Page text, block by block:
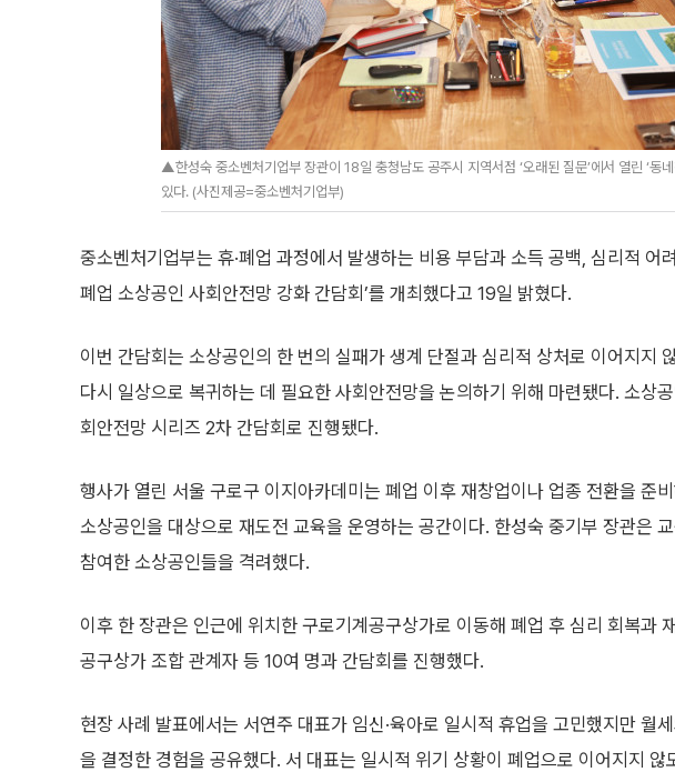
▲한성숙 중소벤처기업부 장관이 18일 충청남도 공주시 지역서점 ‘오래된 질문’에서 열린 ‘동
있다. (사진제공=중소벤처기업부)
중소벤처기업부는 휴·폐업 과정에서 발생하는 비용 부담과 소득 공백, 심리적 어
폐업 소상공인 사회안전망 강화 간담회’를 개최했다고 19일 밝혔다.
이번 간담회는 소상공인의 한 번의 실패가 생계 단절과 심리적 상처로 이어지지
다시 일상으로 복귀하는 데 필요한 사회안전망을 논의하기 위해 마련됐다. 소상
회안전망 시리즈 2차 간담회로 진행됐다.
행사가 열린 서울 구로구 이지아카데미는 폐업 이후 재창업이나 업종 전환을 준
소상공인을 대상으로 재도전 교육을 운영하는 공간이다. 한성숙 중기부 장관은 교
참여한 소상공인들을 격려했다.
이후 한 장관은 인근에 위치한 구로기계공구상가로 이동해 폐업 후 심리 회복과
공구상가 조합 관계자 등 10여 명과 간담회를 진행했다.
현장 사례 발표에서는 서연주 대표가 임신·육아로 일시적 휴업을 고민했지만 월
을 결정한 경험을 공유했다. 서 대표는 일시적 위기 상황이 폐업으로 이어지지